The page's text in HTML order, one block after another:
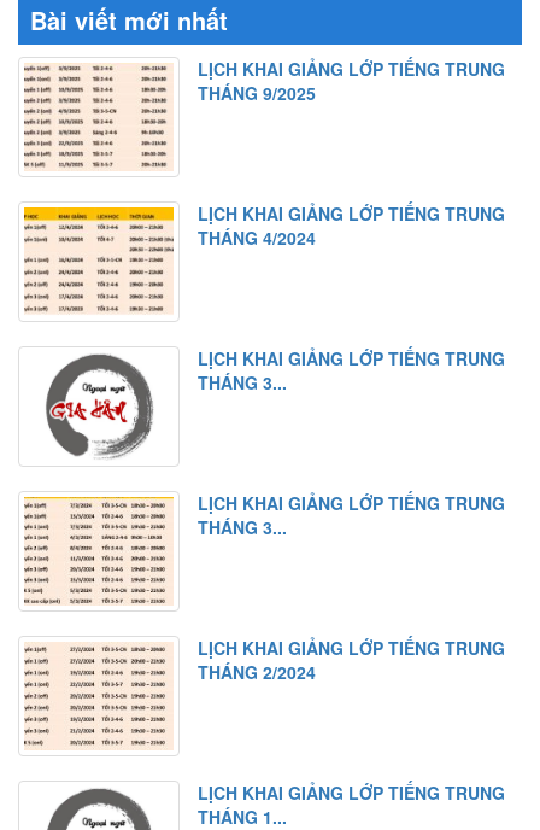
Bài viết mới nhất
LỊCH KHAI GIẢNG LỚP TIẾNG TRUNG
THÁNG 9/2025
LỊCH KHAI GIẢNG LỚP TIẾNG TRUNG
THÁNG 4/2024
LỊCH KHAI GIẢNG LỚP TIẾNG TRUNG
THÁNG 3...
LỊCH KHAI GIẢNG LỚP TIẾNG TRUNG
THÁNG 3...
LỊCH KHAI GIẢNG LỚP TIẾNG TRUNG
THÁNG 2/2024
LỊCH KHAI GIẢNG LỚP TIẾNG TRUNG
THÁNG 1...